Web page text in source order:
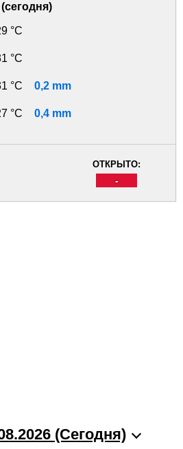
°C
°C
°C 0,2 mm
°C 0,4 mm
ОТКРЫТО:
-
(Cегодня)